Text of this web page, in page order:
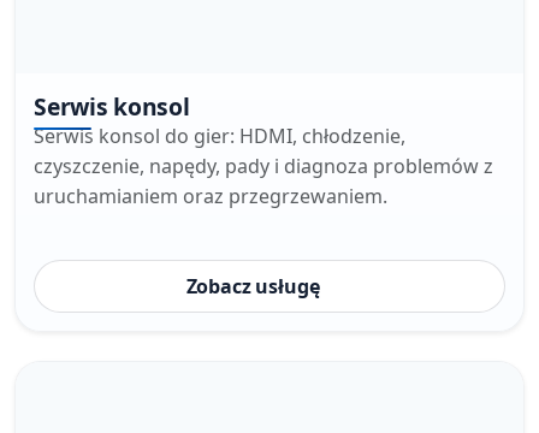
Serwis konsol
Serwis konsol do gier: HDMI, chłodzenie,
czyszczenie, napędy, pady i diagnoza problemów z
uruchamianiem oraz przegrzewaniem.
Zobacz usługę